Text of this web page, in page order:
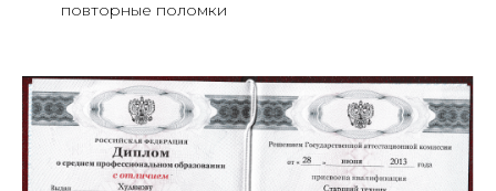
повторные поломки